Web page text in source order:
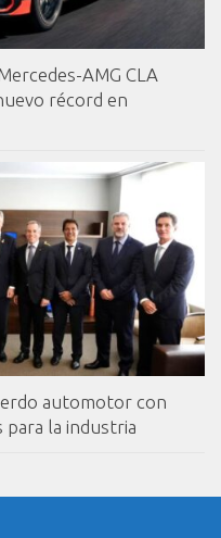
AMG CLA
récord en
automotor con
para la industria